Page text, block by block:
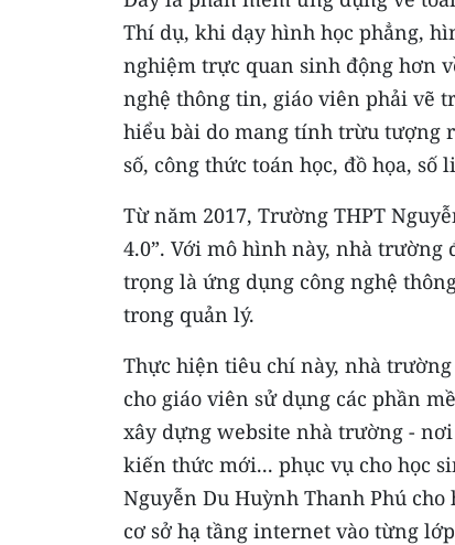
Thí dụ, khi dạy hình học phẳng,
nghiệm trực quan sinh động hơn
nghệ thông tin, giáo viên phải vẽ
hiểu bài do mang tính trừu tượng
số, công thức toán học, đồ họa, số
Từ năm 2017, Trường THPT
4.0”. Với mô hình này, nhà
trọng là ứng dụng công nghệ
trong quản lý.
Thực hiện tiêu chí này, nhà
cho giáo viên sử dụng các phần
xây dựng website nhà trường -
kiến thức mới... phục vụ cho học
Nguyễn Du Huỳnh Thanh Phú
cơ sở hạ tầng internet vào từng